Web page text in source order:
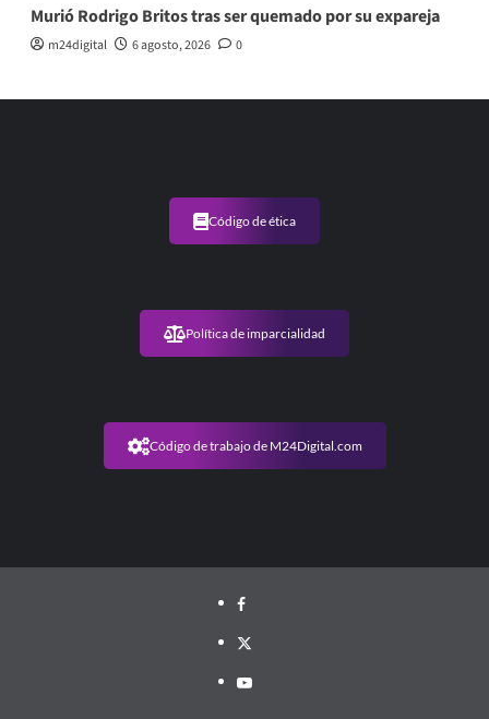
Murió Rodrigo Britos tras ser quemado por su expareja
m24digital 6 agosto, 2026 0
Código de ética
Política de imparcialidad
Código de trabajo de M24Digital.com